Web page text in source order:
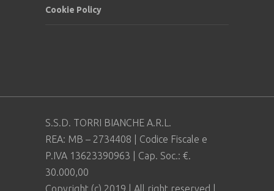
Cookie Policy
S.S.D. TORRI BIANCHE A.R.L.
REA: MB – 2734408 | Codice Fiscale e
P.IVA 13623390963 | Cap. Soc.: €.
30.000,00